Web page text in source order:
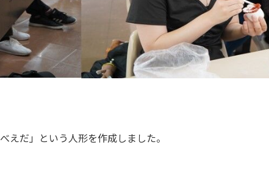
べえだ」という人形を作成しました。